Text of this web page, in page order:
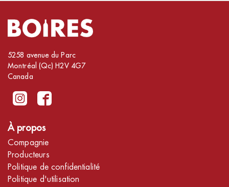
5258 avenue du Parc
Montréal (Qc) H2V 4G7
Canada
À propos
Compagnie
Producteurs
Politique de confidentialité
Politique d'utilisation